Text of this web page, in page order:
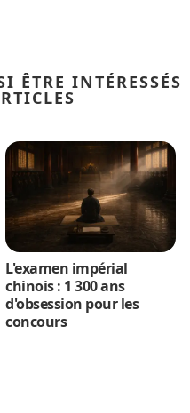
ÊTRE INTÉRESSÉS
L'examen impérial
chinois : 1 300 ans
d'obsession pour les
concours